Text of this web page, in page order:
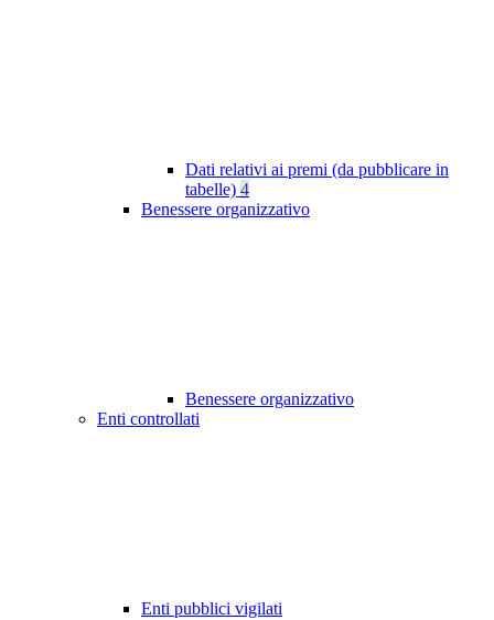
Dati relativi ai premi (da pubblicare in
tabelle) 4
Benessere organizzativo
Benessere organizzativo
Enti controllati
Enti pubblici vigilati